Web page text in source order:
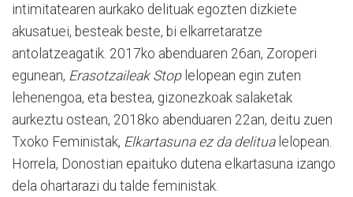
intimitatearen aurkako delituak egozten dizkiete
akusatuei, besteak beste, bi elkarretaratze
antolatzeagatik. 2017ko abenduaren 26an, Zoroperi
egunean, Erasotzaileak Stoplelopean egin zuten
lehenengoa, eta bestea, gizonezkoak salaketak
aurkeztu ostean, 2018ko abenduaren 22an, deitu zuen
Txoko Feministak, Elkartasuna ez da delitualelopean.
Horrela, Donostian epaituko dutena elkartasuna izango
dela ohartarazi du talde feministak.